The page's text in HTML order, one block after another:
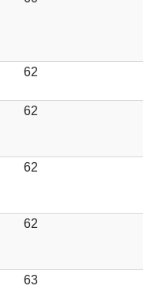
62
62
62
62
63